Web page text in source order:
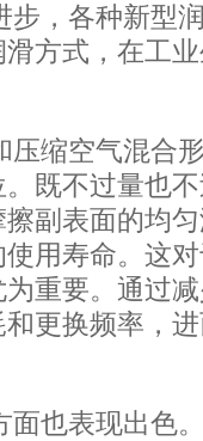
步，各种新型
方式，在工
压缩空气混合
既不过量也
副表面的均
用寿命。这
重要。通过
更换频率，
面也表现出色